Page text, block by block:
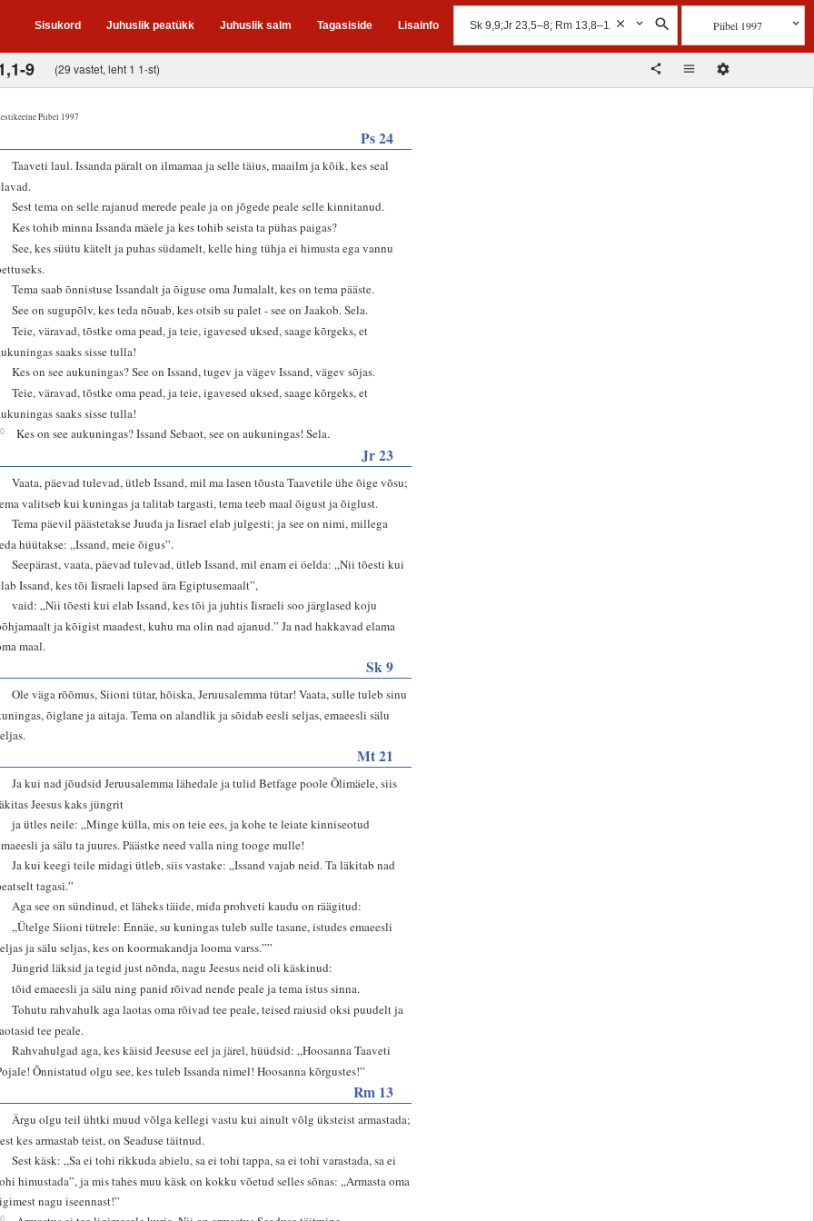
Sisukord Juhuslik peatükk Juhuslik salm Tagasiside Lisainfo Piibel 1997
9 (29 vastet, leht 1 1-st)
Piibel 1997
Ps 24
Taaveti laul. Issanda päralt on ilmamaa ja selle täius, maailm ja kõik, kes seal
Sest tema on selle rajanud merede peale ja on jõgede peale selle kinnitanud.
Kes tohib minna Issanda mäele ja kes tohib seista ta pühas paigas?
See, kes süütu kätelt ja puhas südamelt, kelle hing tühja ei himusta ega vannu
Tema saab õnnistuse Issandalt ja õiguse oma Jumalalt, kes on tema pääste.
See on sugupõlv, kes teda nõuab, kes otsib su palet - see on Jaakob. Sela.
Teie, väravad, tõstke oma pead, ja teie, igavesed uksed, saage kõrgeks, et
saaks sisse tulla!
Kes on see aukuningas? See on Issand, tugev ja vägev Issand, vägev sõjas.
Teie, väravad, tõstke oma pead, ja teie, igavesed uksed, saage kõrgeks, et
saaks sisse tulla!
Kes on see aukuningas? Issand Sebaot, see on aukuningas! Sela.
Jr 23
Vaata, päevad tulevad, ütleb Issand, mil ma lasen tõusta Taavetile ühe õige võsu;
valitseb kui kuningas ja talitab targasti, tema teeb maal õigust ja õiglust.
Tema päevil päästetakse Juuda ja Iisrael elab julgesti; ja see on nimi, millega
hüütakse: „Issand, meie õigus”.
Seepärast, vaata, päevad tulevad, ütleb Issand, mil enam ei öelda: „Nii tõesti kui
Issand, kes tõi Iisraeli lapsed ära Egiptusemaalt”,
vaid: „Nii tõesti kui elab Issand, kes tõi ja juhtis Iisraeli soo järglased koju
ja kõigist maadest, kuhu ma olin nad ajanud.” Ja nad hakkavad elama
maal.
Sk 9
Ole väga rõõmus, Siioni tütar, hõiska, Jeruusalemma tütar! Vaata, sulle tuleb sinu
õiglane ja aitaja. Tema on alandlik ja sõidab eesli seljas, emaeesli sälu
Mt 21
Ja kui nad jõudsid Jeruusalemma lähedale ja tulid Betfage poole Õlimäele, siis
Jeesus kaks jüngrit
ja ütles neile: „Minge külla, mis on teie ees, ja kohe te leiate kinniseotud
ja sälu ta juures. Päästke need valla ning tooge mulle!
Ja kui keegi teile midagi ütleb, siis vastake: „Issand vajab neid. Ta läkitab nad
tagasi.”
Aga see on sündinud, et läheks täide, mida prohveti kaudu on räägitud:
„Ütelge Siioni tütrele: Ennäe, su kuningas tuleb sulle tasane, istudes emaeesli
ja sälu seljas, kes on koormakandja looma varss.””
Jüngrid läksid ja tegid just nõnda, nagu Jeesus neid oli käskinud:
tõid emaeesli ja sälu ning panid rõivad nende peale ja tema istus sinna.
Tohutu rahvahulk aga laotas oma rõivad tee peale, teised raiusid oksi puudelt ja
tee peale.
Rahvahulgad aga, kes käisid Jeesuse eel ja järel, hüüdsid: „Hoosanna Taaveti
Õnnistatud olgu see, kes tuleb Issanda nimel! Hoosanna kõrgustes!”
Rm 13
Ärgu olgu teil ühtki muud võlga kellegi vastu kui ainult võlg üksteist armastada;
kes armastab teist, on Seaduse täitnud.
Sest käsk: „Sa ei tohi rikkuda abielu, sa ei tohi tappa, sa ei tohi varastada, sa ei
himustada”, ja mis tahes muu käsk on kokku võetud selles sõnas: „Armasta oma
nagu iseennast!”